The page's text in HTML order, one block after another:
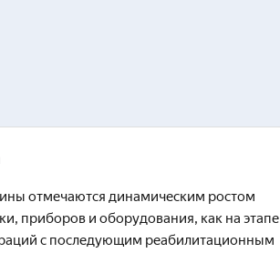
отмечаются динамическим ростом
приборов и оборудования, как на этапе
с последующим реабилитационным